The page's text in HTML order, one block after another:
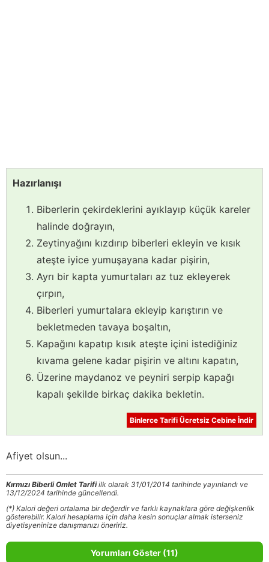
Hazırlanışı
Biberlerin çekirdeklerini ayıklayıp küçük kareler
halinde doğrayın,
Zeytinyağını kızdırıp biberleri ekleyin ve kısık
ateşte iyice yumuşayana kadar pişirin,
Ayrı bir kapta yumurtaları az tuz ekleyerek
çırpın,
Biberleri yumurtalara ekleyip karıştırın ve
bekletmeden tavaya boşaltın,
Kapağını kapatıp kısık ateşte içini istediğiniz
kıvama gelene kadar pişirin ve altını kapatın,
Üzerine maydanoz ve peyniri serpip kapağı
kapalı şekilde birkaç dakika bekletin.
Binlerce Tarifi Ücretsiz Cebine İndir
Afiyet olsun...
Kırmızı Biberli Omlet Tarifiilk olarak 31/01/2014 tarihinde yayınlandı ve
13/12/2024 tarihinde güncellendi.
(*) Kalori değeri ortalama bir değerdir ve farklı kaynaklara göre değişkenlik
gösterebilir. Kalori hesaplama için daha kesin sonuçlar almak isterseniz
diyetisyeninize danışmanızı öneririz.
Yorumları Göster (11)